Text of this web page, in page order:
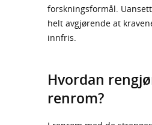
forskningsformål.
helt avgjørende at
innfris.
Hvordan
renrom?